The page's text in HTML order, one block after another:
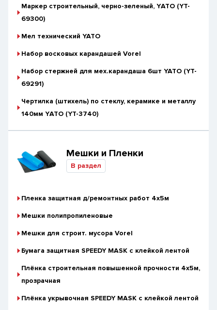
Маркер строительный, черно-зеленый, YАТО (YT-
69300)
Мел технический YATO
Набор восковых карандашей Vorel
Набор стержней для мех.карандаша 6шт YATO (YT-
69291)
Чертилка (штихель) по стеклу, керамике и металлу
140мм YАТО (YT-3740)
Мешки и Пленки
В раздел
Пленка защитная д/ремонтных работ 4х5м
Мешки полипропиленовые
Мешки для строит. мусора Vorel
Бумага защитная SPEEDY MASK с клейкой лентой
Плёнка строительная повышенной прочности 4х5м,
прозрачная
Плёнка укрывочная SPEEDY MASK с клейкой лентой